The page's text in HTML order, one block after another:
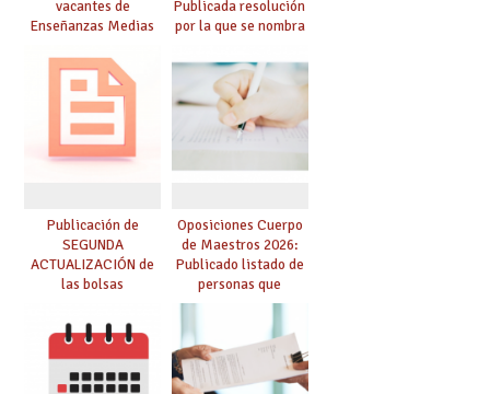
vacantes de
Enseñanzas Medias
Publicada resolución
por la que se nombra
prácticas, se regulan
dichas prácticas y se
convoca acto público
de adjudicación
Publicación de
SEGUNDA
ACTUALIZACIÓN de
las bolsas
Cuerpo de Maestros
de especialidades
convocadas a
oposición
Oposiciones Cuerpo
de Maestros 2026:
Publicado listado de
personas que
adquieren nueva
especialidad